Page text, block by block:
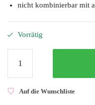
nicht kombinierbar mit
Vorrätig
Garden
of
ColourAuf die Wunschliste